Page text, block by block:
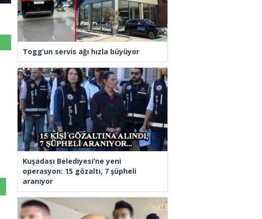
Togg’un servis ağı hızla büyüyor
Kuşadası Belediyesi’ne yeni
operasyon: 15 gözaltı, 7 şüpheli
aranıyor